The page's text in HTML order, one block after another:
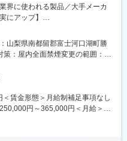
トから始め、1～2年かけて一人
いきます。
。
る社員も複数おりますので、ご
界に使われる製品／大手メーカ
にアップ】
産業機械など幅広い業界で使わ
てご活躍いただきます。
な素材。原料となる鉄に、炭素
素によっていろいろな能力を発
山梨県南都留郡富士河口湖町勝
：屋内全面禁煙変更の範囲：会
賃金形態＞月給制補足事項なし
円～365,000円＜月給＞